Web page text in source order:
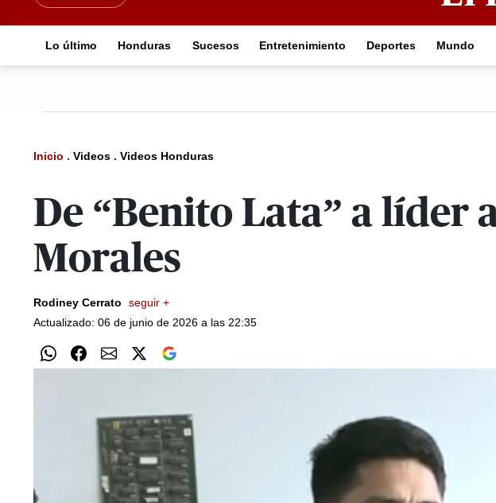
Lo último Honduras Sucesos Entretenimiento Deportes Mundo
Inicio . Videos . Videos Honduras
De “Benito Lata” a líder
Morales
Rodiney Cerrato
seguir +
Actualizado: 06 de junio de 2026 a las 22:35